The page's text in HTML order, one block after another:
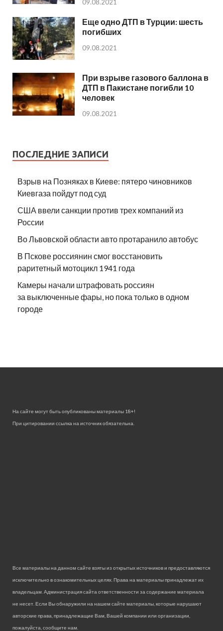
09.08.2021
Еще одно ДТП в Турции: шесть
погибших
09.08.2021
При взрыве газового баллона в
ДТП в Пакистане погибли 10
человек
09.08.2021
ПОСЛЕДНИЕ ЗАПИСИ
Взрыв на Позняках в Киеве: пятеро чиновников
Киевгаза пойдут под суд
США ввели санкции против трех компаний из
России
Во Львовской области авто протаранило автобус
В Пскове россиянин смог восстановить
раритетный мотоцикл 1941 года
Камеры начали штрафовать россиян
за выключенные фары, но пока только в одном
городе
На сайте могут быть опубликованы материалы 18+!
При цитировании ссылка на источник обязательна.
Все материалы на данном сайте взяты из открытых источников и предоставляются
исключительно в ознакомительных целях. Права на материалы принадлежат их
владельцам. Администрация сайта ответственности за содержание материала
не несет. Если Вы обнаружили на нашем сайте материалы, которые нарушают
авторские права, принадлежащие Вам, Вашей компании или организации,
пожалуйста, сообщите нам.